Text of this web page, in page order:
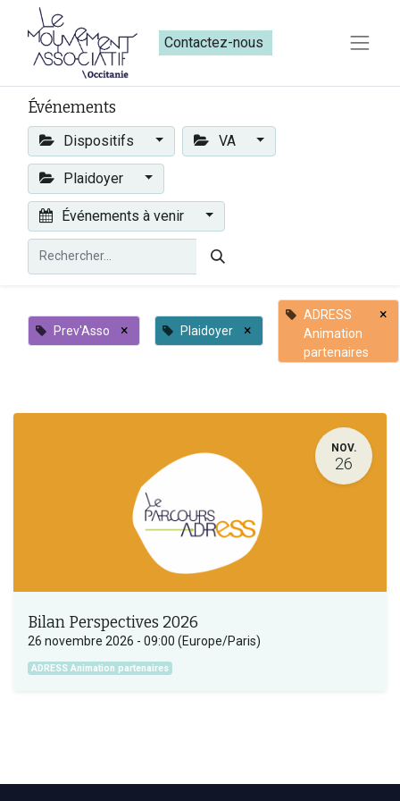
Contactez-nous​​
Événements
Dispositifs VA
Plaidoyer
Événements à venir
Prev'Asso × Plaidoyer ×
ADRESS
Animation
partenaires
×
NOV.
26
Bilan Perspectives 2026
26 novembre 2026 - 09:00 (Europe/Paris)
ADRESS Animation partenaires